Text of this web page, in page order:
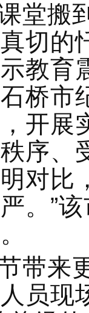
堂搬
切的
教育
桥市
开展
序、
对比
。”
带来
员现